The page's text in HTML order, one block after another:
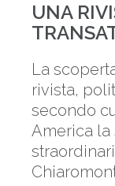
UNA
La
rivista,
secondo
America la